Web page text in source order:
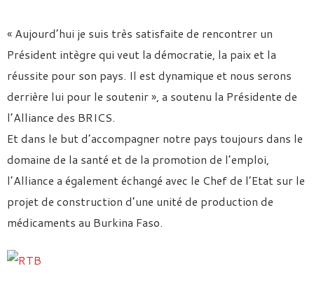
« Aujourd’hui je suis très satisfaite de rencontrer un
Président intègre qui veut la démocratie, la paix et la
réussite pour son pays. Il est dynamique et nous serons
derrière lui pour le soutenir », a soutenu la Présidente de
l’Alliance des BRICS.
Et dans le but d’accompagner notre pays toujours dans le
domaine de la santé et de la promotion de l’emploi,
l’Alliance a également échangé avec le Chef de l’Etat sur le
projet de construction d’une unité de production de
médicaments au Burkina Faso.